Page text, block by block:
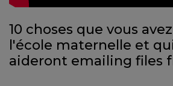
10 choses que vous
l'école maternelle et
aideront emailing files